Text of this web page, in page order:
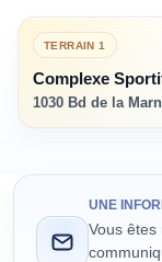
TERRAIN1
Complexe
1030 Bd de la
UNE
Vous